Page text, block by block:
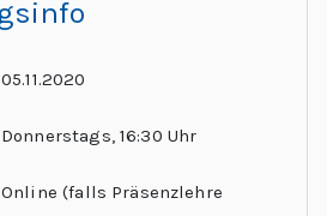
05.11.2020
Donnerstags, 16:30 Uhr
Online (falls Präsenzlehre